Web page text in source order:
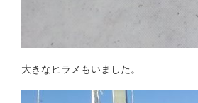
大きなヒラメもいました。